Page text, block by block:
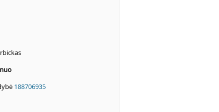
188706935